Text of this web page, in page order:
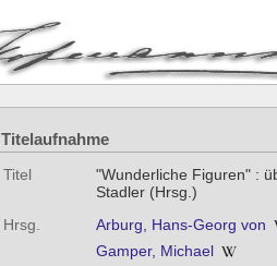
Titelaufnahme
Titel
"Wunderliche Figuren" :
Stadler (Hrsg.)
Hrsg.
Arburg, Hans-Georg von
Gamper, Michael